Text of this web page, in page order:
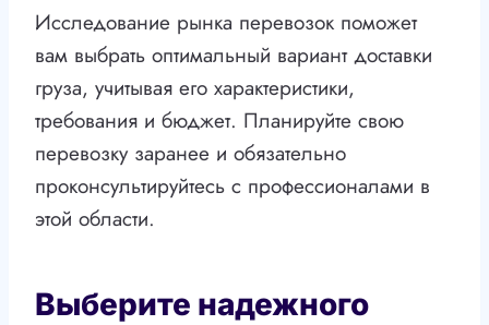
Исследование рынка перевозок поможет
вам выбрать оптимальный вариант доставки
груза, учитывая его характеристики,
требования и бюджет. Планируйте свою
перевозку заранее и обязательно
проконсультируйтесь с профессионалами в
этой области.
Выберите надежного